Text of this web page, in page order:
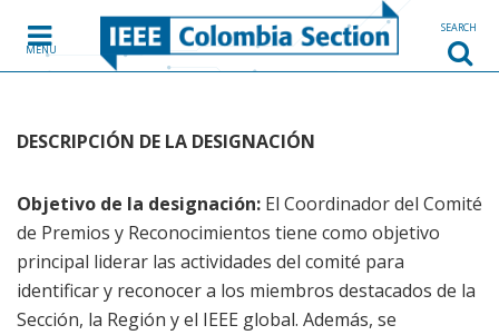
MENU
SEARCH
DESCRIPCIÓN DE LA DESIGNACIÓN
Objetivo de la designación: El Coordinador del Comité
de Premios y Reconocimientos tiene como objetivo
principal liderar las actividades del comité para
identificar y reconocer a los miembros destacados de la
Sección, la Región y el IEEE global. Además, se